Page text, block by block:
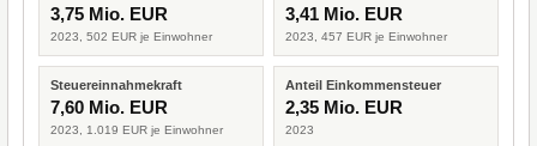
3,75 Mio. EUR
2023, 502 EUR je Einwohner
3,41 Mio. EUR
2023, 457 EUR je Einwohner
Steuereinnahmekraft
7,60 Mio. EUR
2023, 1.019 EUR je Einwohner
Anteil Einkommensteuer
2,35 Mio. EUR
2023